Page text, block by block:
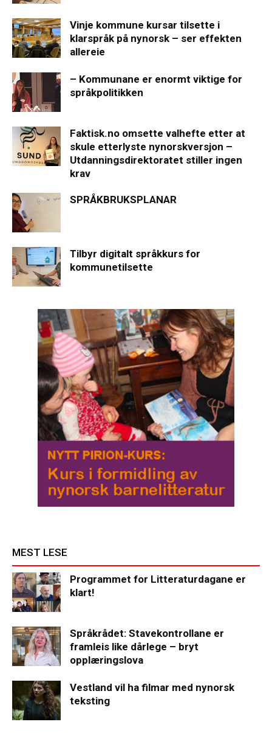
Vinje kommune kursar tilsette i
klarspråk på nynorsk – ser effekten
allereie
– Kommunane er enormt viktige for
språkpolitikken
Faktisk.no omsette valhefte etter at
skule etterlyste nynorskversjon –
Utdanningsdirektoratet stiller ingen
krav
SPRÅKBRUKSPLANAR
Tilbyr digitalt språkkurs for
kommunetilsette
MEST LESE
Programmet for Litteraturdagane er
klart!
Språkrådet: Stavekontrollane er
framleis like dårlege – bryt
opplæringslova
Vestland vil ha filmar med nynorsk
teksting